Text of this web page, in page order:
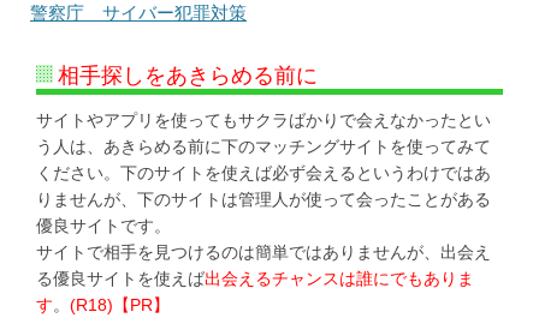
警察庁 サイバー犯罪対策
相手探しをあきらめる前に
サイトやアプリを使ってもサクラばかりで会えなかったとい
う人は、あきらめる前に下のマッチングサイトを使ってみて
ください。下のサイトを使えば必ず会えるというわけではあ
りませんが、下のサイトは管理人が使って会ったことがある
優良サイトです。
サイトで相手を見つけるのは簡単ではありませんが、出会え
る優良サイトを使えば出会えるチャンスは誰にでもありま
す。 (R18)【PR】